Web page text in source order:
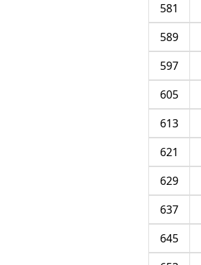
581
589
597
605
613
621
629
637
645